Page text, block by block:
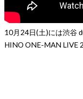
10月24日(土)には渋谷
HINO ONE-MAN LIVE